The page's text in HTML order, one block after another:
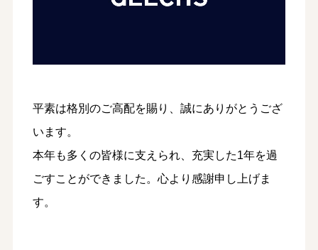
平素は格別のご高配を賜り、誠にありがとうござ
います。
本年も多くの皆様に支えられ、充実した1年を過
ごすことができました。心より感謝申し上げま
す。